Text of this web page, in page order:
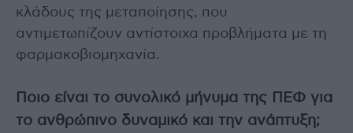
κλάδους της μεταποίησης, που
αντιμετωπίζουν αντίστοιχα προβλήματα με τη
φαρμακοβιομηχανία.
Ποιο είναι το συνολικό μήνυμα της ΠΕΦ για
το ανθρώπινο δυναμικό και την ανάπτυξη;